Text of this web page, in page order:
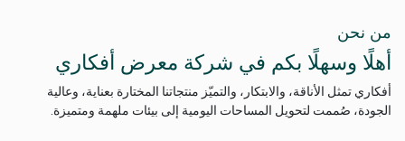
من نحن
أهلًا وسهلًا بكم في شركة معرض أفكاري
أفكاري تمثل الأناقة، والابتكار، والتميّز منتجاتنا المختارة بعناية، وعالية
الجودة، صُممت لتحويل المساحات اليومية إلى بيئات ملهمة ومتميزة.